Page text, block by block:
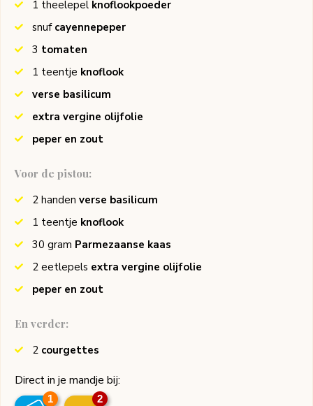
1 theelepel knoflookpoeder
snuf cayennepeper
3 tomaten
1 teentje knoflook
verse basilicum
extra vergine olijfolie
peper en zout
Voor de pistou:
2 handen verse basilicum
1 teentje knoflook
30 gram Parmezaanse kaas
2 eetlepels extra vergine olijfolie
peper en zout
En verder:
2 courgettes
Direct in je mandje bij:
1 2